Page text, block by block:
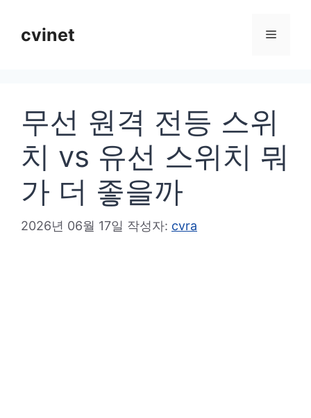
cvinet 메
무선 원격 전등 스위
치 vs 유선 스위치 뭐
가 더 좋을까
2026년 06월 17일 작성자: cvra